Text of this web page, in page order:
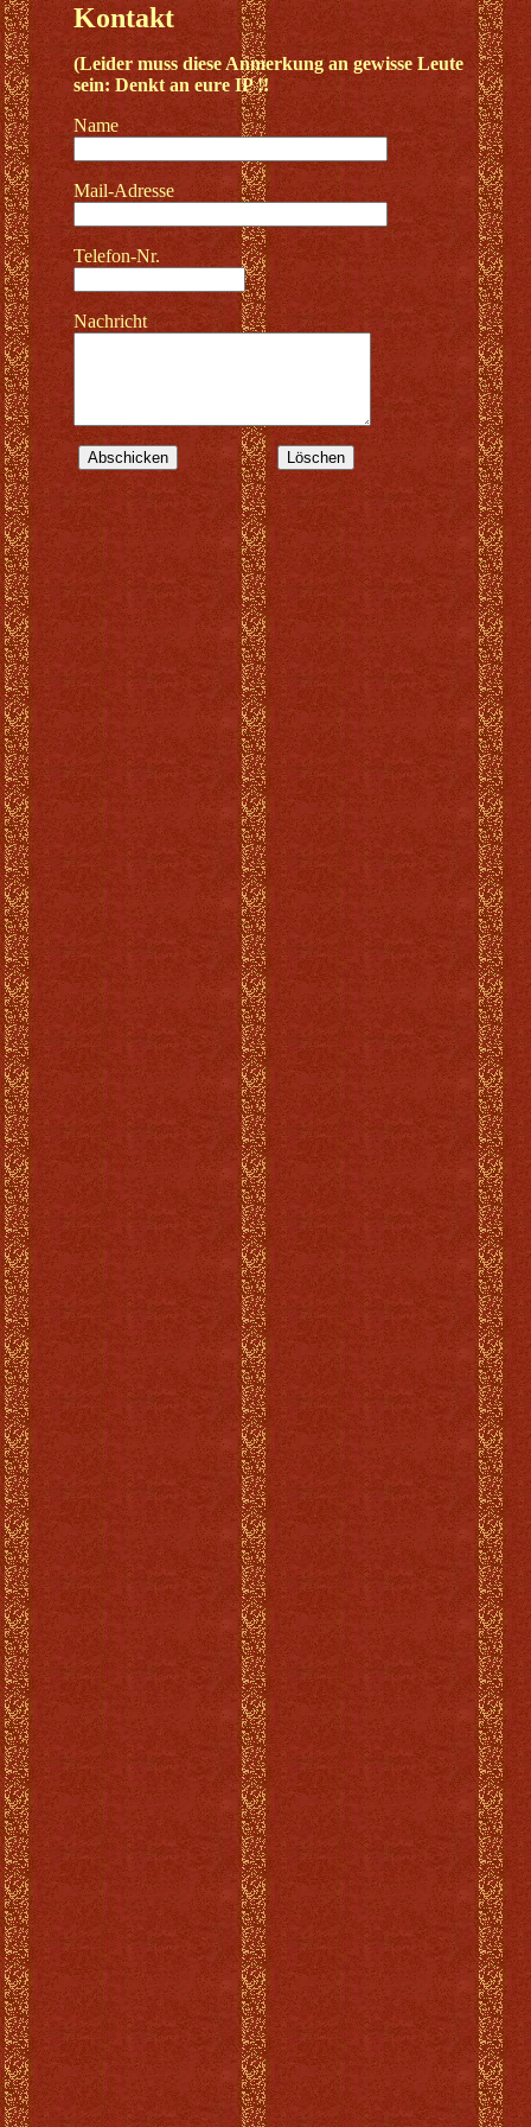
Kontakt
(Leider muss diese Anmerkung an gewisse Leute
sein:Denkt an eure IP !!
Name
Mail-Adresse
Telefon-Nr.
Nachricht